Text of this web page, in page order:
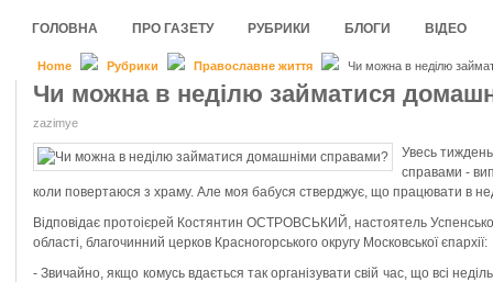
ГОЛОВНА ПРО ГАЗЕТУ РУБРИКИ БЛОГИ ВІДЕО
Home Рубрики Православне життя Чи можна в неділю
Чи можна в неділю займатися
zazimye
Увесь
справами -
коли повертаюся з храму. Але моя бабуся стверджує, що працювати в
Відповідає протоієрей Костянтин ОСТРОВСЬКИЙ, настоятель
області, благочинний церков Красногорського округу Московської єпархії:
- Звичайно, якщо комусь вдається так організувати свій час, що всі